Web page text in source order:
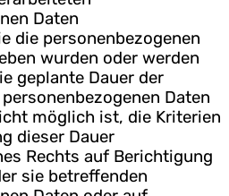
Daten
die personenbezogenen
wurden oder werden
geplante Dauer der
Daten
möglich ist, die Kriterien
dieser Dauer
Rechts auf Berichtigung
sie betreffenden